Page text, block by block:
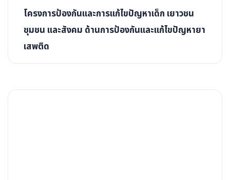
โครงการป้องกันและการแก้ไขปัญหาเด็ก เยาวชน
ชุมชน และสังคม ด้านการป้องกันและแก้ไขปัญหายา
เสพติด